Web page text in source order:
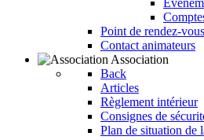
Point de rendez-vous
Contact animateurs
Association
Back
Articles
Règlement intérieur
Consignes de
Plan de situation de